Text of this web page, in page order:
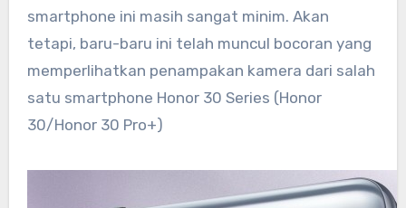
smartphone ini masih sangat minim. Akan
tetapi, baru-baru ini telah muncul bocoran yang
memperlihatkan penampakan kamera dari salah
satu smartphone Honor 30 Series (Honor
30/Honor 30 Pro+)